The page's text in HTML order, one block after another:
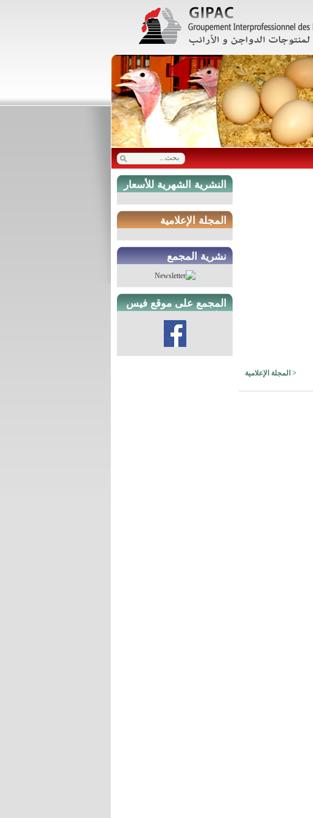
< المجلة الإعلامية
النشرية الشهرية للأسعار
المجلة الإعلامية
نشرية المجمع
المجمع على موقع فيس